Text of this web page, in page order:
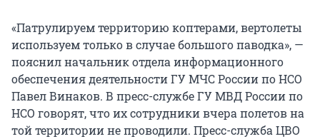
«Патрулируем территорию коптерами, вертолеты
используем только в случае большого паводка», —
пояснил начальник отдела информационного
обеспечения деятельности ГУ МЧС России по НСО
Павел Винаков. В пресс-службе ГУ МВД России по
НСО говорят, что их сотрудники вчера полетов на
той территории не проводили. Пресс-служба ЦВО